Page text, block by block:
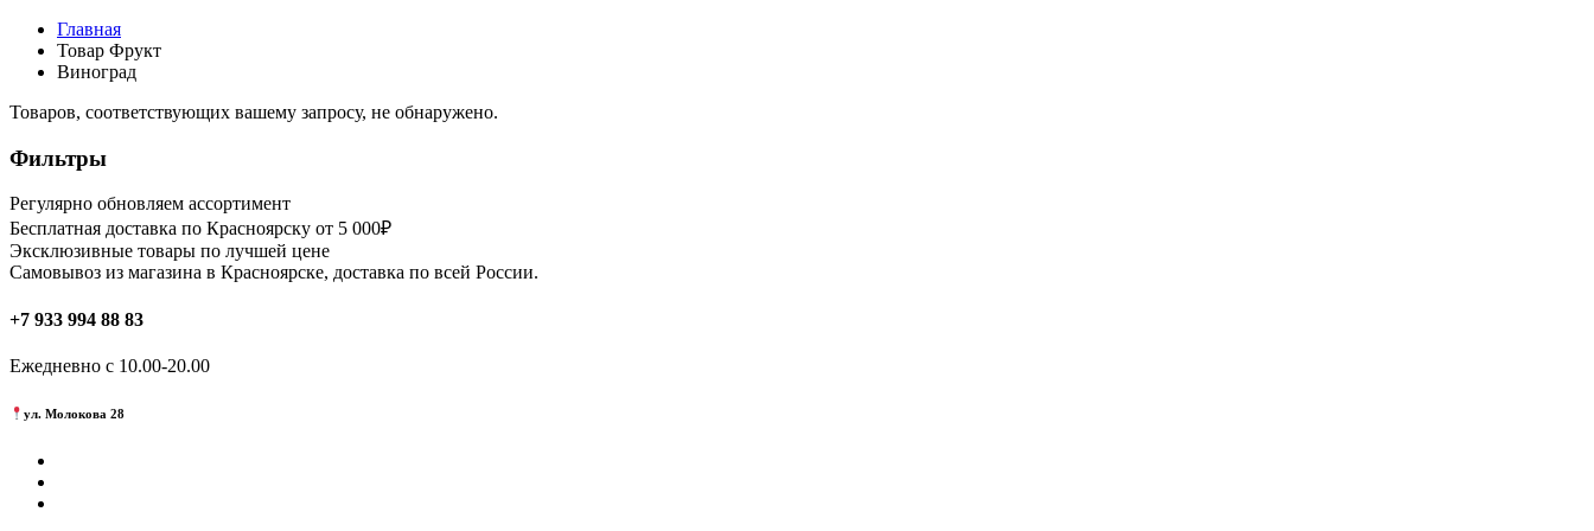
Главная
Товар Фрукт
Виноград
Товаров, соответствующих вашему запросу, не обнаружено.
Фильтры
Регулярно обновляем ассортимент
Бесплатная доставка по Красноярску от 5 000₽
Эксклюзивные товары по лучшей цене
Самовывоз из магазина в Красноярске, доставка по всей России.
+7 933 994 88 83
Ежедневно с 10.00-20.00
ул. Молокова 28